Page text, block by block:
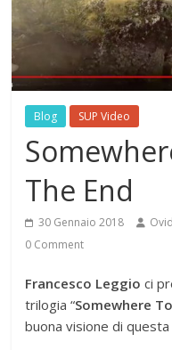
Blog SUP Video
The End
30 Gennaio 2018
0 Comment
Francesco Leggio ci
trilogia “Somewhere
buona visione di